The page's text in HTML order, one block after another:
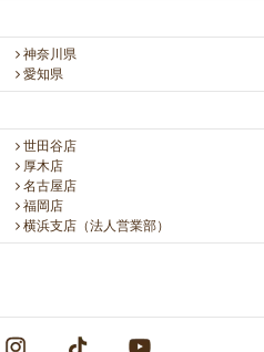
神奈川県
愛知県
世田谷店
厚木店
名古屋店
福岡店
横浜支店（法人営業部）